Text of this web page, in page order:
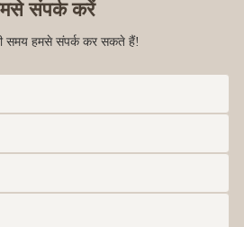
संपर्क करें
समय हमसे संपर्क कर सकते हैं!